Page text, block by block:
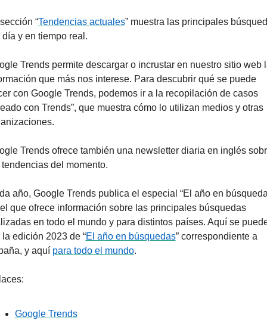
“Tendencias actuales” muestra las principales
día y en tiempo real.
Trends permite descargar o incrustar en nuestro sitio web
que más nos interese. Para descubrir qué se puede
con Google Trends, podemos ir a la recopilación de casos
con Trends”, que muestra cómo lo utilizan medios y otras
Trends ofrece también una newsletter diaria en inglés
del momento.
año, Google Trends publica el especial “El año en
que ofrece información sobre las principales búsquedas
en todo el mundo y para distintos países. Aquí se
la edición 2023 de “El año en búsquedas” correspondiente a
y aquí para todo el mundo.
Google Trends